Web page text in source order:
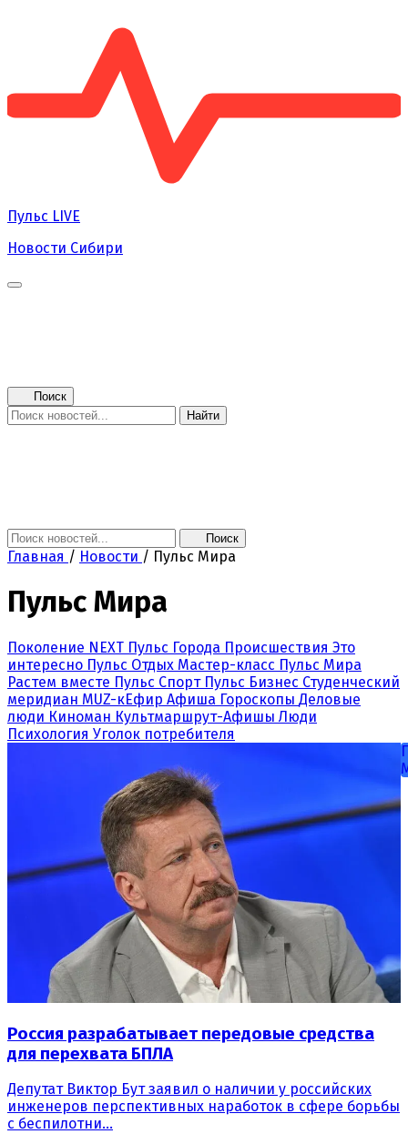
Пульс LIVE
Новости Сибири
Поиск
Найти
Поиск
Главная / Новости / Пульс Мира
Пульс Мира
Поколение NEXT Пульс Города Происшествия Это
интересно Пульс Отдых Мастер-класс Пульс Мира
Растем вместе Пульс Спорт Пульс Бизнес Студенческий
меридиан MUZ-кЕфир Афиша Гороскопы Деловые
люди Киноман Культмаршрут-Афишы Люди
Психология Уголок потребителя
Россия разрабатывает передовые средства
для перехвата БПЛА
Депутат Виктор Бут заявил о наличии у российских
инженеров перспективных наработок в сфере борьбы
с беспилотни...